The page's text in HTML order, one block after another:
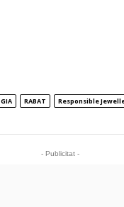
GIA RABAT
Responsible
- Publicitat -